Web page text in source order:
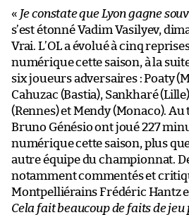
« Je constate que Lyon gagne
s’est étonné Vadim Vasilyev,
Vrai. L’OL a évolué à cinq
numérique cette saison, à la
six joueurs adversaires : Poaty
Cahuzac (Bastia), Sankharé
(Rennes) et Mendy (Monaco).
Bruno Génésio ont joué 227
numérique cette saison, plus
autre équipe du championnat.
notamment commentés et
Montpelliérains Frédéric Hantz
Cela fait beaucoup de faits de